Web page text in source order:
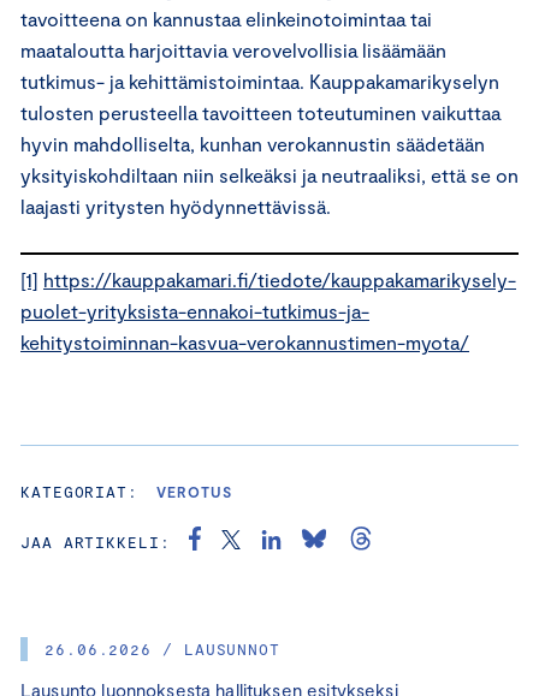
26.06.2026 / LAUSUNNOT
Lausunto luonnoksesta hallituksen esitykseksi
tavoitteena on kannustaa elinkeinotoimintaa tai
maataloutta harjoittavia verovelvollisia lisäämään
tutkimus- ja kehittämistoimintaa. Kauppakamarikyselyn
tulosten perusteella tavoitteen toteutuminen vaikuttaa
hyvin mahdolliselta, kunhan verokannustin säädetään
yksityiskohdiltaan niin selkeäksi ja neutraaliksi, että se on
laajasti yritysten hyödynnettävissä.
[1] https://kauppakamari.fi/tiedote/kauppakamarikysely-
puolet-yrityksista-ennakoi-tutkimus-ja-
kehitystoiminnan-kasvua-verokannustimen-myota/
KATEGORIAT: VEROTUS
JAA ARTIKKELI: